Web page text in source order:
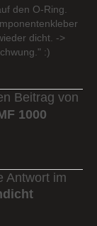
den O-Ring.
dicht. ->
:)
Beitrag von
1000
Antwort im